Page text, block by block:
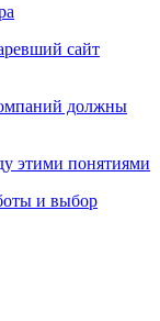
сайт
должны
этими понятиями
и выбор